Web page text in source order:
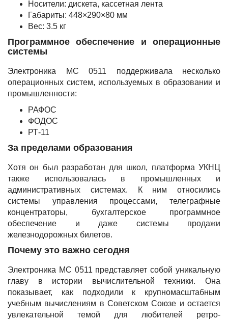
Носители: дискета, кассетная лента
Габариты: 448×290×80 мм
Вес: 3.5 кг
Программное обеспечение и операционные
системы
Электроника МС 0511 поддерживала несколько
операционных систем, используемых в образовании и
промышленности:
РАФОС
ФОДОС
РТ-11
За пределами образования
Хотя он был разработан для школ, платформа УКНЦ
также использовалась в промышленных и
административных системах. К ним относились
системы управления процессами, телеграфные
концентраторы, бухгалтерское программное
обеспечение и даже системы продажи
железнодорожных билетов.
Почему это важно сегодня
Электроника МС 0511 представляет собой уникальную
главу в истории вычислительной техники. Она
показывает, как подходили к крупномасштабным
учебным вычислениям в Советском Союзе и остается
увлекательной темой для любителей ретро-